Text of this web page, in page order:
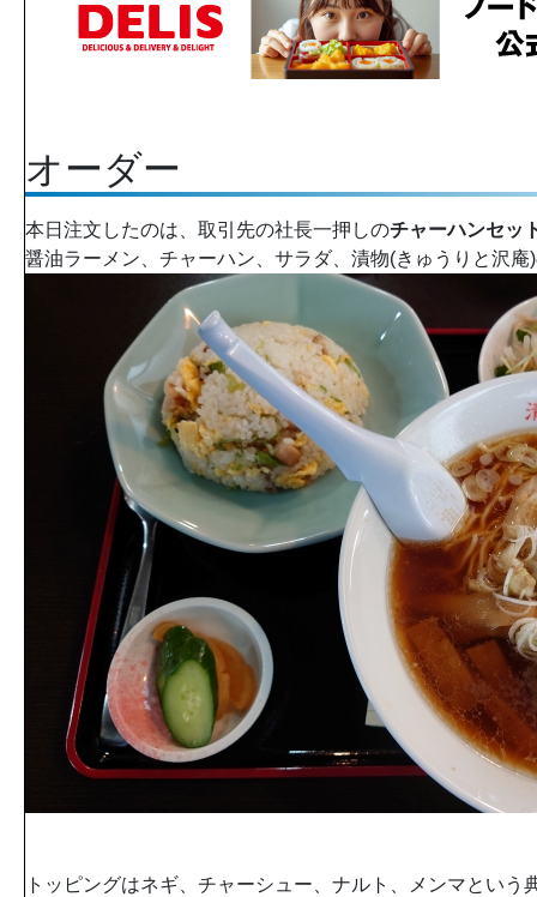
オーダー
本日注文したのは、取引先の社長一押しのチャーハンセッ
醤油ラーメン、チャーハン、サラダ、漬物(きゅうりと沢庵
トッピングはネギ、チャーシュー、ナルト、メンマとい